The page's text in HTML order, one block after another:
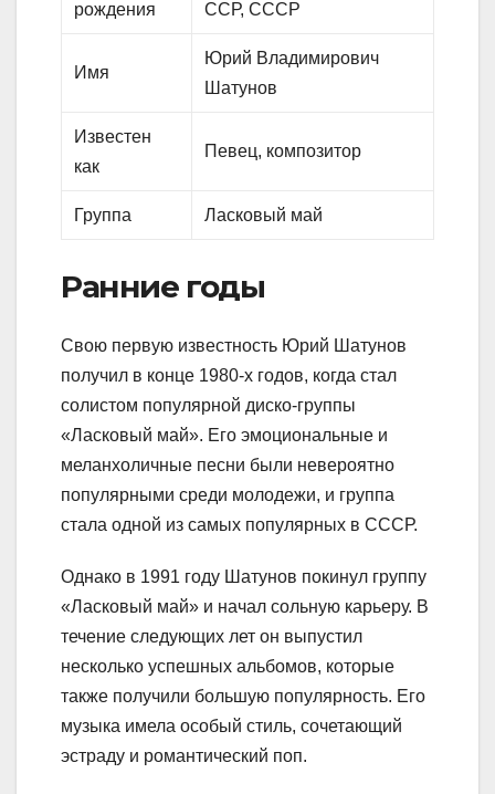
рождения ССР, СССР
Имя
Юрий Владимирович
Шатунов
Известен
как
Певец, композитор
Группа Ласковый май
Ранние годы
Свою первую известность Юрий Шатунов
получил в конце 1980-х годов, когда стал
солистом популярной диско-группы
«Ласковый май». Его эмоциональные и
меланхоличные песни были невероятно
популярными среди молодежи, и группа
стала одной из самых популярных в СССР.
Однако в 1991 году Шатунов покинул группу
«Ласковый май» и начал сольную карьеру. В
течение следующих лет он выпустил
несколько успешных альбомов, которые
также получили большую популярность. Его
музыка имела особый стиль, сочетающий
эстраду и романтический поп.